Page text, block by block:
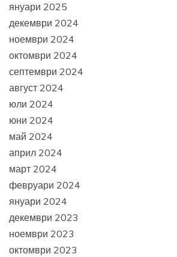
януари 2025
декември 2024
ноември 2024
октомври 2024
септември 2024
август 2024
юли 2024
юни 2024
май 2024
април 2024
март 2024
февруари 2024
януари 2024
декември 2023
ноември 2023
октомври 2023